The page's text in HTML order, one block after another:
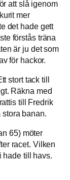
att slå igenom
mer
det hade gett
förstås träna
är ju det som
för hackor.
stort tack till
Räkna med
till Fredrik
banan.
65) möter
racet. Vilken
hade till havs.